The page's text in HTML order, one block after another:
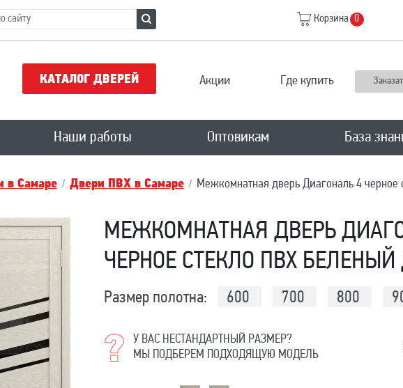
Корзина 0
КАТАЛОГ ДВЕРЕЙ Акции Где купить
Наши работы Оптовикам База
в Самаре Двери ПВХ в Самаре Межкомнатная дверь Диагональ 4 черное
МЕЖКОМНАТНАЯ ДВЕРЬ
ЧЕРНОЕ СТЕКЛО ПВХ БЕЛЕНЫЙ
Размер полотна: 600 700 800
У ВАС НЕСТАНДАРТНЫЙ РАЗМЕР?
МЫ ПОДБЕРЕМ ПОДХОДЯЩУЮ МОДЕЛЬ